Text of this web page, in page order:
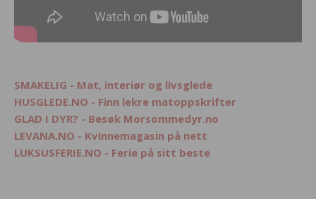
SMAKELIG - Mat, interiør og livsglede
HUSGLEDE.NO - Finn lekre matoppskrifter
GLAD I DYR? - Besøk Morsommedyr.no
LEVANA.NO - Kvinnemagasin på nett
LUKSUSFERIE.NO - Ferie på sitt beste